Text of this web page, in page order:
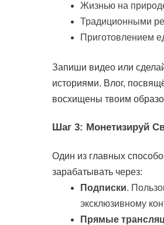
Жизнью на
Традиционными
Приготовлением
Запиши видео или
историями. Влог,
восхищены твоим
Шаг 3: Монетизируй
Один из главных
зарабатывать через:
Подписки.
эксклюзивному
Прямые